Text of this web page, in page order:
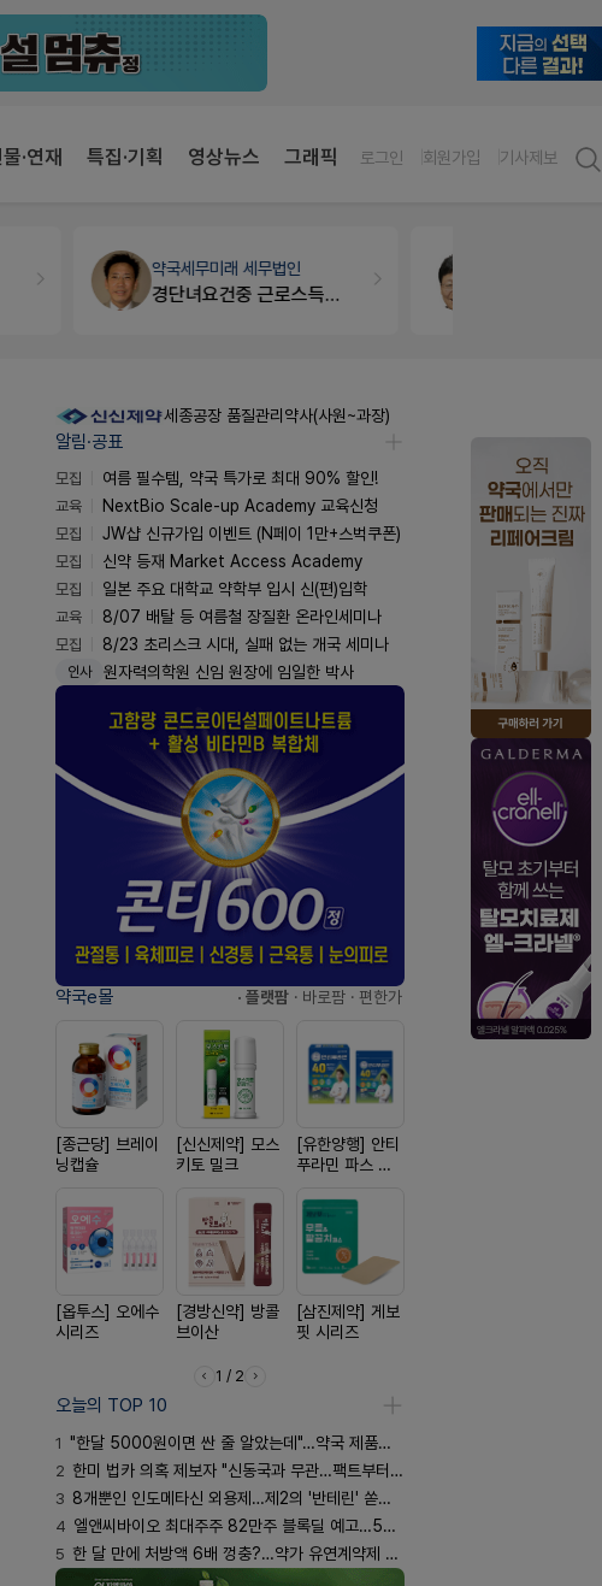
·연재 특집·기획 영상뉴스 그래픽 로그인 회원가입 기사제보
세무·노무팜텍스
세종공장 품질관리약사(사원~과장)
알림·공표
모집
여름 필수템, 약국 특가로 최대 90% 할인!
교육
NextBio Scale-up Academy 교육신청
모집
JW샵 신규가입 이벤트 (N페이 1만+스벅쿠폰)
모집
신약 등재 Market Access Academy
모집
일본 주요 대학교 약학부 입시 신(편)입학
교육
8/07 배탈 등 여름철 장질환 온라인세미나
모집
8/23 초리스크 시대, 실패 없는 개국 세미나
인사 원자력의학원 신임 원장에 임일한 박사
약국e몰 · 플랫팜 · 바로팜 · 편한가
[종근당] 브레이
닝캡슐
[신신제약] 모스
키토 밀크
[유한양행] 안티
푸라민 파스 시
[옵투스] 오에수
시리즈
[경방신약] 방콜
브이산
[삼진제약] 게보
핏 시리즈
1 / 2
오늘의 TOP 10
1 "한달 5000원이면 싼 줄 알았는데"…약국 제품과 비교해보니
2 한미 법카 의혹 제보자 "신동국과 무관…팩트부터 따져야"
3 8개뿐인 인도메타신 외용제…제2의 '반테린' 쏟아지나
4 엘앤씨바이오 최대주주 82만주 블록딜 예고…500억 규모
5 한 달 만에 처방액 6배 껑충?…약가 유연계약제 착시효과